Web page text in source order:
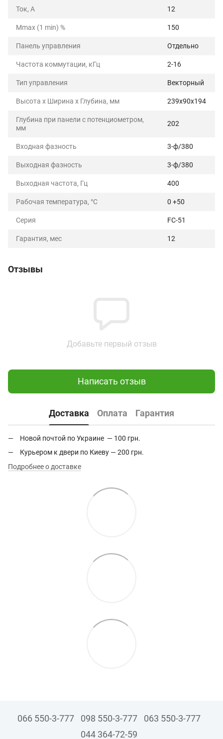
Ток, А 12
Mmax (1 min) % 150
Панель управления Отдельно
Частота коммутации, кГц 2-16
Тип управления Векторный
Высота х Ширина х Глубина, мм 239x90x194
Глубина при панели с потенциометром,
мм
202
Входная фазность 3-ф/380
Выходная фазность 3-ф/380
Выходная частота, Гц 400
Рабочая температура, °C 0 +50
Серия FC-51
Гарантия, мес 12
Отзывы
Добавьте первый отзыв
Написать отзыв
Доставка Оплата Гарантия
Новой почтой по Украине — 100 грн.
Курьером к двери по Киеву — 200 грн.
Подробнее о доставке
066 550-3-777 098 550-3-777
063 550-3-777
044 364-72-59